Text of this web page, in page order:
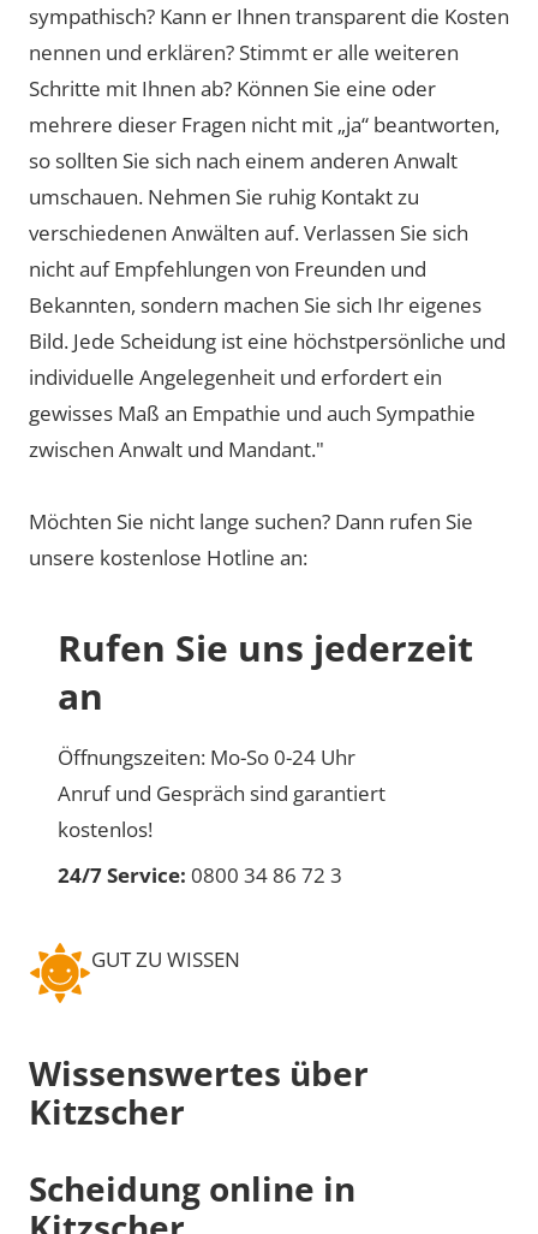
sympathisch? Kann er Ihnen transparent die Kosten
nennen und erklären? Stimmt er alle weiteren
Schritte mit Ihnen ab? Können Sie eine oder
mehrere dieser Fragen nicht mit „ja“ beantworten,
so sollten Sie sich nach einem anderen Anwalt
umschauen. Nehmen Sie ruhig Kontakt zu
verschiedenen Anwälten auf. Verlassen Sie sich
nicht auf Empfehlungen von Freunden und
Bekannten, sondern machen Sie sich Ihr eigenes
Bild. Jede Scheidung ist eine höchstpersönliche und
individuelle Angelegenheit und erfordert ein
gewisses Maß an Empathie und auch Sympathie
zwischen Anwalt und Mandant."
Möchten Sie nicht lange suchen? Dann rufen Sie
unsere kostenlose Hotline an:
Rufen Sie uns jederzeit
an
Öffnungszeiten: Mo-So 0-24 Uhr
Anruf und Gespräch sind garantiert
kostenlos!
24/7 Service: 0800 34 86 72 3
GUT ZU WISSEN
Wissenswertes über
Kitzscher
Scheidung online in